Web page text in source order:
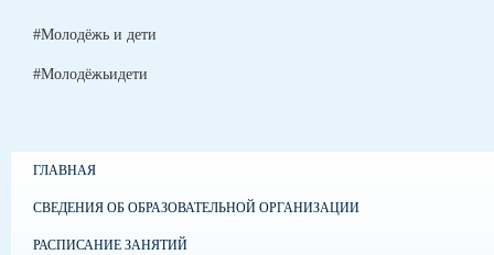
#Молодёжь и дети
#Молодёжьидети
ГЛАВНАЯ
СВЕДЕНИЯ ОБ ОБРАЗОВАТЕЛЬНОЙ ОРГАНИЗАЦИИ
РАСПИСАНИЕ ЗАНЯТИЙ